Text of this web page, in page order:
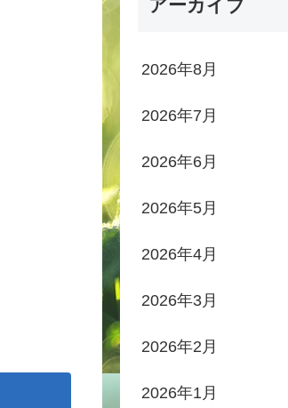
アーカイブ
2026年8月
2026年7月
2026年6月
2026年5月
2026年4月
2026年3月
2026年2月
2026年1月